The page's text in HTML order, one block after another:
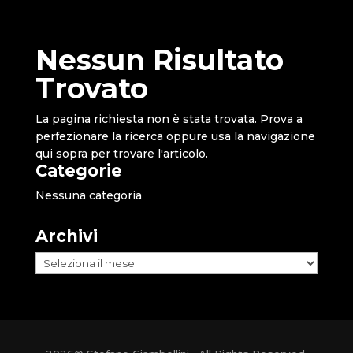
Nessun Risultato
Trovato
La pagina richiesta non è stata trovata. Prova a
perfezionare la ricerca oppure usa la navigazione
qui sopra per trovare l'articolo.
Categorie
Nessuna categoria
Archivi
Archivi